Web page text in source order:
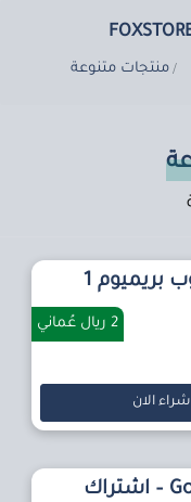
منتجات متنوعة
اشتراك يوتيوب بريميوم 1
الان
جيميني Google – اشتراك